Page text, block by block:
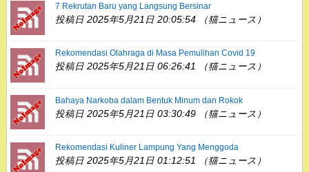
7 Rekrutan Baru yang Langsung Bersinar
投稿日 2025年5月21日 20:05:54 （猫ニュース）
Rekomendasi Olahraga di Masa Pemulihan Covid 19
投稿日 2025年5月21日 06:26:41 （猫ニュース）
Bahaya Narkoba dalam Bentuk Minum dan Rokok
投稿日 2025年5月21日 03:30:49 （猫ニュース）
Rekomendasi Kuliner Lampung Yang Menggoda
投稿日 2025年5月21日 01:12:51 （猫ニュース）